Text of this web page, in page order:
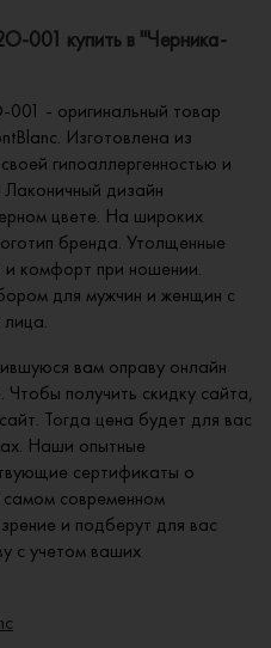
001 купить в "Черника-
- оригинальный товар
Изготовлена из
гипоаллергенностью и
дизайн
цвете. На широких
бренда. Утолщенные
и комфорт при ношении.
для мужчин и женщин с
вам оправу онлайн
получить скидку сайта,
Тогда цена будет для вас
Наши опытные
сертификаты о
современном
и подберут для вас
с учетом ваших